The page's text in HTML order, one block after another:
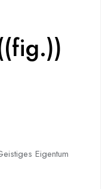
Eigentum